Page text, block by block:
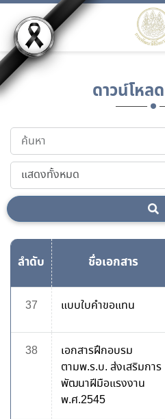
ดาวน์โหลด
ลำดับ ชื่อเอกสาร
37 แบบใบคำขอแทน
38
เอกสารฝึกอบรม
ตามพ.ร.บ. ส่งเสริมการ
พัฒนาฝีมือแรงงาน
พ.ศ.2545